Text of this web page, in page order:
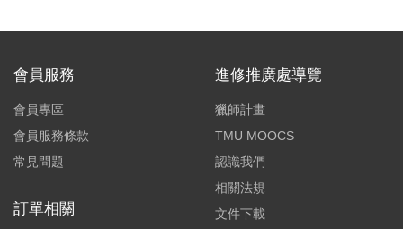
會員服務
會員專區
會員服務條款
常見問題
訂單相關
進修推廣處導覽
獵師計畫
TMU MOOCS
認識我們
相關法規
文件下載